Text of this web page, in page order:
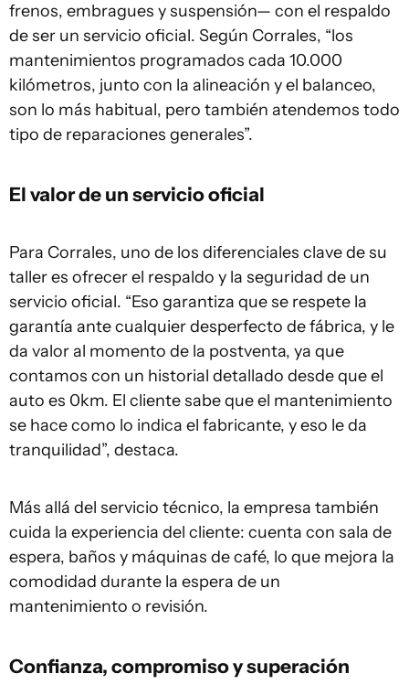
frenos, embragues y suspensión— con el respaldo
de ser un servicio oficial. Según Corrales, “los
mantenimientos programados cada 10.000
kilómetros, junto con la alineación y el balanceo,
son lo más habitual, pero también atendemos todo
tipo de reparaciones generales”.
El valor de un servicio oficial
Para Corrales, uno de los diferenciales clave de su
taller es ofrecer el respaldo y la seguridad de un
servicio oficial. “Eso garantiza que se respete la
garantía ante cualquier desperfecto de fábrica, y le
da valor al momento de la postventa, ya que
contamos con un historial detallado desde que el
auto es 0km. El cliente sabe que el mantenimiento
se hace como lo indica el fabricante, y eso le da
tranquilidad”, destaca.
Más allá del servicio técnico, la empresa también
cuida la experiencia del cliente: cuenta con sala de
espera, baños y máquinas de café, lo que mejora la
comodidad durante la espera de un
mantenimiento o revisión.
Confianza, compromiso y superación